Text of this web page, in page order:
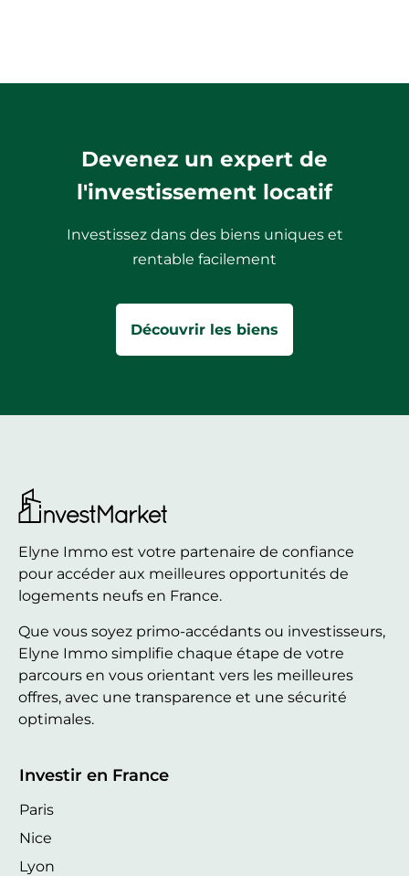
Devenez un expert de
l'investissement locatif
Investissez dans des biens uniques et
rentable facilement
Découvrir les biens
Elyne Immo est votre partenaire de confiance
pour accéder aux meilleures opportunités de
logements neufs en France.
Que vous soyez primo-accédants ou investisseurs,
Elyne Immo simplifie chaque étape de votre
parcours en vous orientant vers les meilleures
offres, avec une transparence et une sécurité
optimales.
Investir en France
Paris
Nice
Lyon